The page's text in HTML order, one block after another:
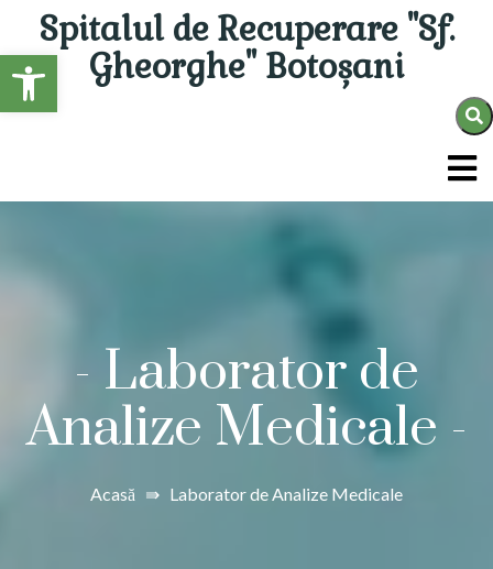
Open toolbar
Spitalul de Recuperare "Sf.
Gheorghe" Botoșani
- Laborator de
Analize Medicale -
Acasă ⇛ Laborator de Analize Medicale